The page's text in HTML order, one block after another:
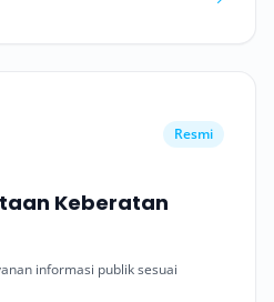
Resmi
Keberatan
informasi publik sesuai